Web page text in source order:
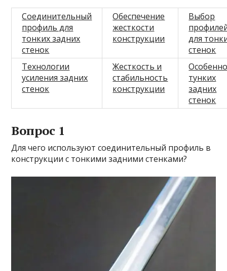
Соединительный
профиль для
тонких задних
стенок
Обеспечение
жесткости
конструкции
Выбор
для
стенок
Технологии
усиления задних
стенок
Жесткость и
стабильность
конструкции
тунких
задних
стенок
Вопрос 1
Для чего используют соединительный профиль в
конструкции с тонкими задними стенками?